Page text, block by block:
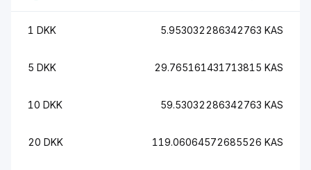
1 DKK 5.953032286342763 KAS
5 DKK 29.765161431713815 KAS
10 DKK 59.53032286342763 KAS
20 DKK 119.06064572685526 KAS